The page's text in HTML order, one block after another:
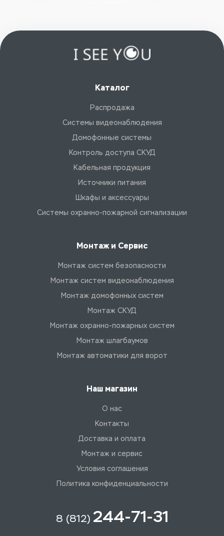
Каталог
Распродажа
Системы видеонаблюдения
Домофонные системы
Контроль доступа СКУД
Кабельная продукция
Источники питания
Шкафы и аксессуары
Системы охранно-пожарной сигнализации
Монтаж и Сервис
Монтаж систем безопасности
Монтаж систем видеонаблюдения
Монтаж домофонных систем
Монтаж СКУД
Монтаж охранно-пожарных систем
Монтаж шлагбаумов
Монтаж автоматики для ворот
Наш магазин
О нас
Контакты
Доставка и оплата
Монтаж и сервис
Условия соглашения
Политика конфиденциальности
8 (812) 244-71-31